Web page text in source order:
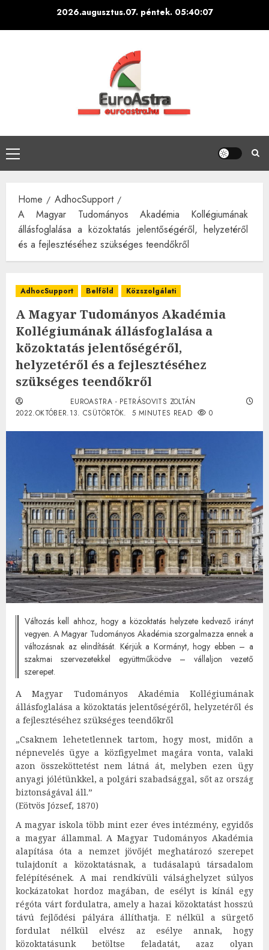
2026.augusztus.07. péntek. 05:40:08
Primary
Menu
Home
AdhocSupport
A Magyar Tudományos Akadémia Kollégiumának
állásfoglalása a közoktatás jelentőségéről, helyzetéről
és a fejlesztéséhez szükséges teendőkről
AdhocSupport Belföld Közszolgálati
A Magyar Tudományos Akadémia
Kollégiumának állásfoglalása a
közoktatás jelentőségéről,
helyzetéről és a fejlesztéséhez
szükséges teendőkről
EUROASTRA - PETRÁSOVITS ZOLTÁN
2022.OKTÓBER.13. CSÜTÖRTÖK.
5 MINUTES READ 0
Változás kell ahhoz, hogy a közoktatás helyzete kedvező irányt
vegyen. A Magyar Tudományos Akadémia szorgalmazza ennek a
változásnak az elindítását. Kérjük a Kormányt, hogy ebben – a
szakmai szervezetekkel együttműködve – vállaljon vezető
szerepet.
A Magyar Tudományos Akadémia Kollégiumának
állásfoglalása a közoktatás jelentőségéről, helyzetéről és
a fejlesztéséhez szükséges teendőkről
„Csaknem lehetetlennek tartom, hogy most, midőn a
népnevelés ügye a közfigyelmet magára vonta, valaki
azon összeköttetést nem látná át, melyben ezen ügy
anyagi jólétünkkel, a polgári szabadsággal, sőt az ország
biztonságával áll.”
(Eötvös József, 1870)
A magyar iskola több mint ezer éves intézmény, egyidős
a magyar állammal. A Magyar Tudományos Akadémia
alapítása óta a nemzet jövőjét meghatározó szerepet
tulajdonít a közoktatásnak, a tudásalapú társadalom
felépítésének. A mai rendkívüli válsághelyzet súlyos
kockázatokat hordoz magában, de esélyt is kínál egy
régóta várt fordulatra, amely a hazai közoktatást hosszú
távú fejlődési pályára állíthatja. E nélkül a sürgető
fordulat nélkül elvész az esélye annak, hogy
közoktatásunk betöltse feladatát, azaz olyan